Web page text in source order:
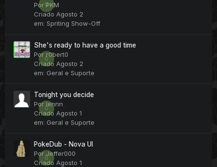
0
PorPKM
Criado Agosto 2
em: Spriting Show-Off
0
She's ready to have a good time
Por r0bert0
Criado Agosto 2
em: Geral e Suporte
0
Tonight you decide
Por lennn
Criado Agosto 1
em: Geral e Suporte
0
PokeDub - Nova UI
Por Jeffer000
Criado Agosto 1